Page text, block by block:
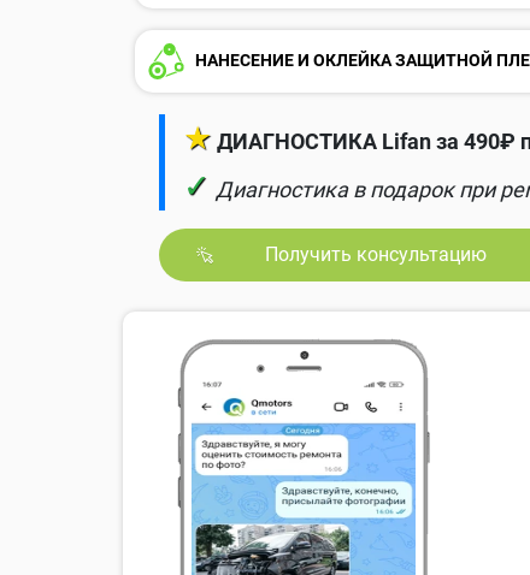
НАНЕСЕНИЕ И ОКЛЕЙКА ЗАЩИТНОЙ
★ ДИАГНОСТИКА Lifan за 490₽
✓ Диагностика в подарок при
Получить консультацию